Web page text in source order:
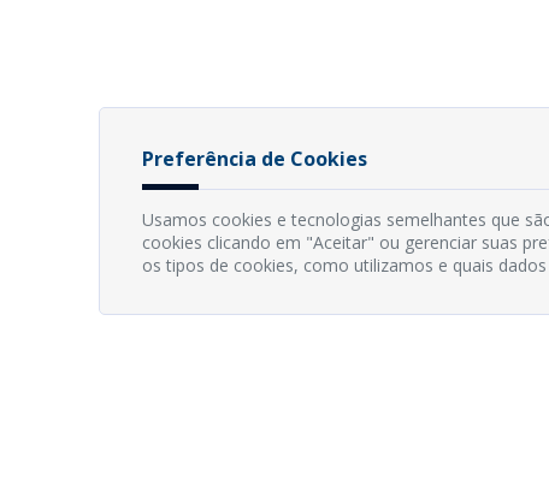
Preferência de Cookies
Usamos cookies e tecnologias semelhantes que
cookies clicando em "Aceitar" ou gerenciar suas
os tipos de cookies, como utilizamos e quais